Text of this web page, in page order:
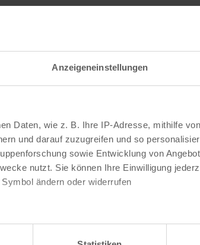
Anzeigeneinstellungen
Daten, wie z. B. Ihre IP-Adresse, mithilfe
und darauf zuzugreifen und so
sowie Entwicklung von
nutzt. Sie können Ihre Einwilligung
ändern oder widerrufen
welche bis auf einige Meter genau sein
Merkmalen (Fingerprinting) identifizieren